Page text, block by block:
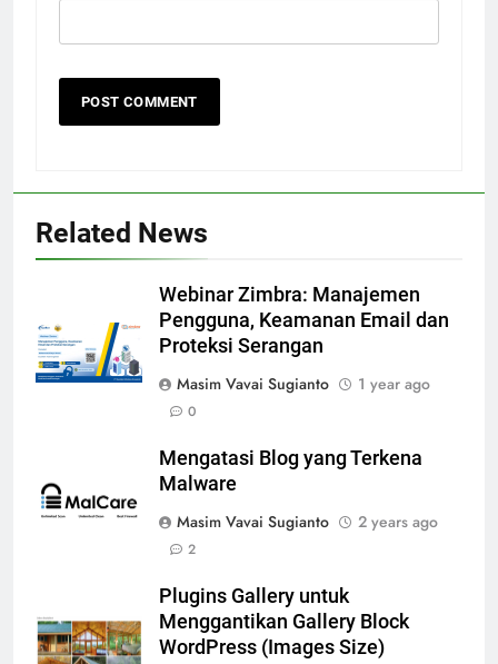
Related News
Webinar Zimbra: Manajemen
Pengguna, Keamanan Email dan
Proteksi Serangan
Masim Vavai Sugianto
1 year ago
0
Mengatasi Blog yang Terkena
Malware
Masim Vavai Sugianto
2 years ago
2
Plugins Gallery untuk
Menggantikan Gallery Block
WordPress (Images Size)